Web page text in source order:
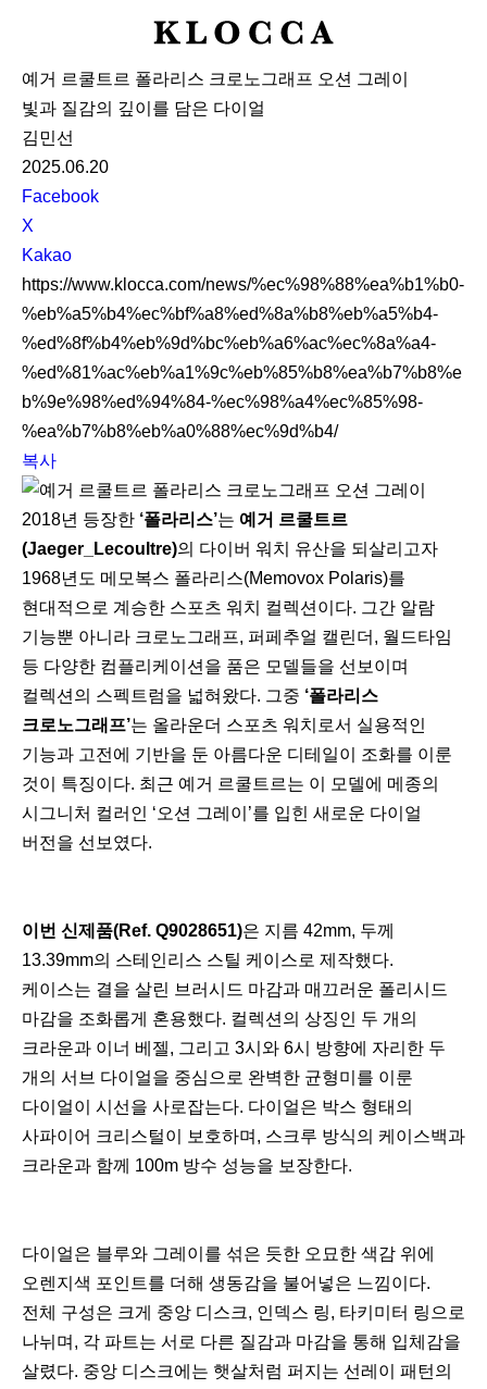
K
O
C
예거 르쿨트르 폴라리스 크로노그래프 오션 그레이
빛과 질감의 깊이를 담은 다이얼
김민선
2025.06.20
S
N
S
S
h
a
r
e
Facebook
X
Kakao
https://www.klocca.com/news/%ec%98%88%ea%b1%b0-
%eb%a5%b4%ec%bf%a8%ed%8a%b8%eb%a5%b4-
%ed%8f%b4%eb%9d%bc%eb%a6%ac%ec%8a%a4-
%ed%81%ac%eb%a1%9c%eb%85%b8%ea%b7%b8%e
b%9e%98%ed%94%84-%ec%98%a4%ec%85%98-
%ea%b7%b8%eb%a0%88%ec%9d%b4/
복사
2018년 등장한 ‘폴라리스’는 예거 르쿨트르
(Jaeger_Lecoultre)의 다이버 워치 유산을 되살리고자
1968년도 메모복스 폴라리스(Memovox Polaris)를
현대적으로 계승한 스포츠 워치 컬렉션이다. 그간 알람
기능뿐 아니라 크로노그래프, 퍼페추얼 캘린더, 월드타임
등 다양한 컴플리케이션을 품은 모델들을 선보이며
컬렉션의 스펙트럼을 넓혀왔다. 그중 ‘폴라리스
크로노그래프’는 올라운더 스포츠 워치로서 실용적인
기능과 고전에 기반을 둔 아름다운 디테일이 조화를 이룬
것이 특징이다. 최근 예거 르쿨트르는 이 모델에 메종의
시그니처 컬러인 ‘오션 그레이’를 입힌 새로운 다이얼
버전을 선보였다.
이번 신제품(Ref. Q9028651)은 지름 42mm, 두께
13.39mm의 스테인리스 스틸 케이스로 제작했다.
케이스는 결을 살린 브러시드 마감과 매끄러운 폴리시드
마감을 조화롭게 혼용했다. 컬렉션의 상징인 두 개의
크라운과 이너 베젤, 그리고 3시와 6시 방향에 자리한 두
개의 서브 다이얼을 중심으로 완벽한 균형미를 이룬
다이얼이 시선을 사로잡는다. 다이얼은 박스 형태의
사파이어 크리스털이 보호하며, 스크루 방식의 케이스백과
크라운과 함께 100m 방수 성능을 보장한다.
다이얼은 블루와 그레이를 섞은 듯한 오묘한 색감 위에
오렌지색 포인트를 더해 생동감을 불어넣은 느낌이다.
전체 구성은 크게 중앙 디스크, 인덱스 링, 타키미터 링으로
나뉘며, 각 파트는 서로 다른 질감과 마감을 통해 입체감을
살렸다. 중앙 디스크에는 햇살처럼 퍼지는 선레이 패턴의